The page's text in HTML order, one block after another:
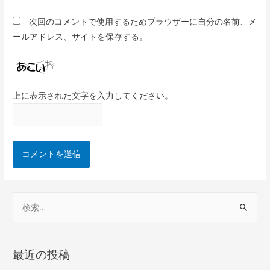
次回のコメントで使用するためブラウザーに自分の名前、メ
ールアドレス、サイトを保存する。
上に表示された文字を入力してください。
最近の投稿